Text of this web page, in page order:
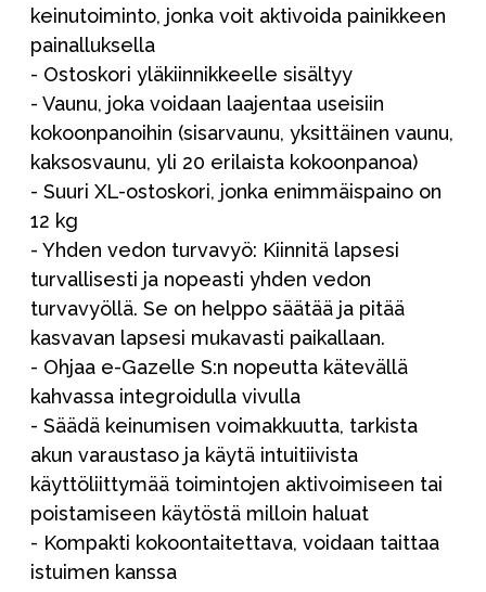
keinutoiminto, jonka voit aktivoida painikkeen
painalluksella
- Ostoskori yläkiinnikkeelle sisältyy
- Vaunu, joka voidaan laajentaa useisiin
kokoonpanoihin (sisarvaunu, yksittäinen vaunu,
kaksosvaunu, yli 20 erilaista kokoonpanoa)
- Suuri XL-ostoskori, jonka enimmäispaino on
12 kg
- Yhden vedon turvavyö: Kiinnitä lapsesi
turvallisesti ja nopeasti yhden vedon
turvavyöllä. Se on helppo säätää ja pitää
kasvavan lapsesi mukavasti paikallaan.
- Ohjaa e-Gazelle S:n nopeutta kätevällä
kahvassa integroidulla vivulla
- Säädä keinumisen voimakkuutta, tarkista
akun varaustaso ja käytä intuitiivista
käyttöliittymää toimintojen aktivoimiseen tai
poistamiseen käytöstä milloin haluat
- Kompakti kokoontaitettava, voidaan taittaa
istuimen kanssa